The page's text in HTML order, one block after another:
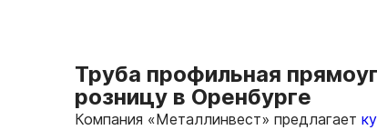
Труба профильная
розницу в Оренбурге
Компания «Металлинвест» предлагает